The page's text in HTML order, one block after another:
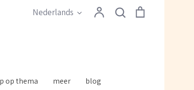
Taal
Nederlands Account Zoeken
op thema meer blog